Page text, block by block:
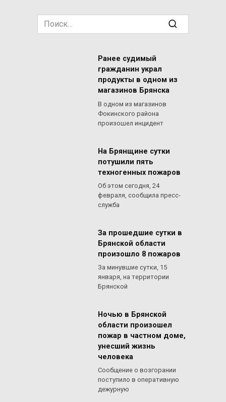
Search
for:
Ранее судимый
гражданин украл
продукты в одном из
магазинов Брянска
В одном из магазинов
Фокинского района
произошел инцидент
На Брянщине сутки
потушили пять
техногенных пожаров
Об этом сегодня, 24
февраля, сообщила пресс-
служба
За прошедшие сутки в
Брянской области
произошло 8 пожаров
За минувшие сутки, 15
января, на территории
Брянской
Ночью в Брянской
области произошел
пожар в частном доме,
унесший жизнь
человека
Сообщение о возгорании
поступило в оперативную
дежурную